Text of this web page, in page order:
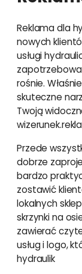
Reklama dla
nowych
usługi
rośnie.
skuteczne
Twoją
Przede
dobrze
bardzo
zostawić
lokalnych
skrzynki na
zawierać
usług i logo,
hydraulik